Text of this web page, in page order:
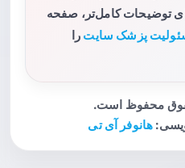
توضیحات کامل‌تر، صفحه
پزشک سایت را
هانوفر آی تی